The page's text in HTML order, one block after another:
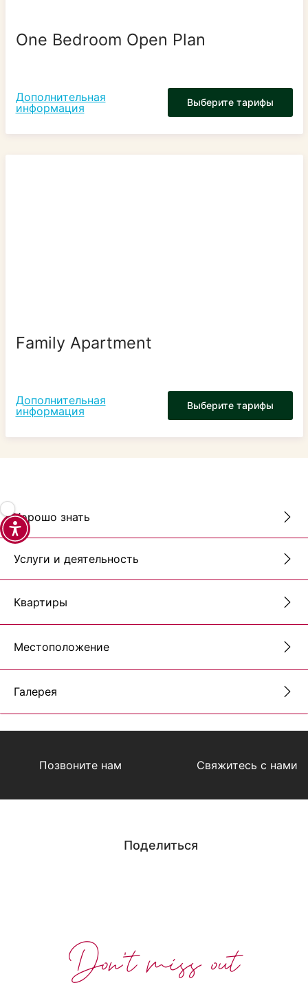
One Bedroom Open Plan
Дополнительная
информация
Выберите тарифы
Family Apartment
Дополнительная
информация
Выберите тарифы
Хорошо знать
Услуги и деятельность
Квартиры
Местоположение
Галерея
Позвоните нам Свяжитесь с нами
Поделиться
Don't miss out